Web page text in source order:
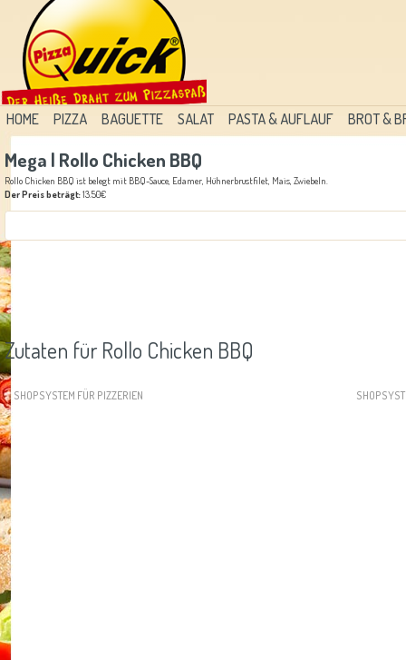
HOME PIZZA BAGUETTE SALAT PASTA & AUFLAUF BROT &
Mega | Rollo Chicken BBQ
Rollo Chicken BBQ ist belegt mit BBQ-Sauce, Edamer, Hühnerbrustfilet, Mais, Zwiebeln.
Der Preis beträgt:13.50€
Zutaten für Rollo Chicken BBQ
SHOPSYSTEM FÜR PIZZERIEN